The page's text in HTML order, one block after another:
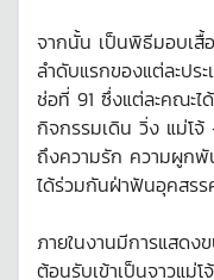
จากนั้น เป็นพิธีมอบเสื้
ลำดับแรกของแต่ละปร
ช่อที่ 91 ซึ่งแต่ละคณะไ
กิจกรรมเดิน วิ่ง แม่โ
ถึงความรัก ความผูกพั
ได้ร่วมกันฝ่าฟันอุคสรร
ภายในงานมีการแสด
ต้อนรับเข้าเป็นจาวแม่